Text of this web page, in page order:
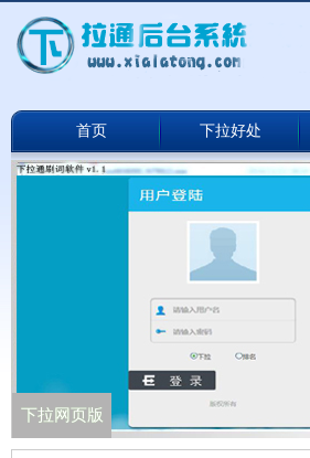
首页 下拉好处
下拉通网络版
下拉网页版